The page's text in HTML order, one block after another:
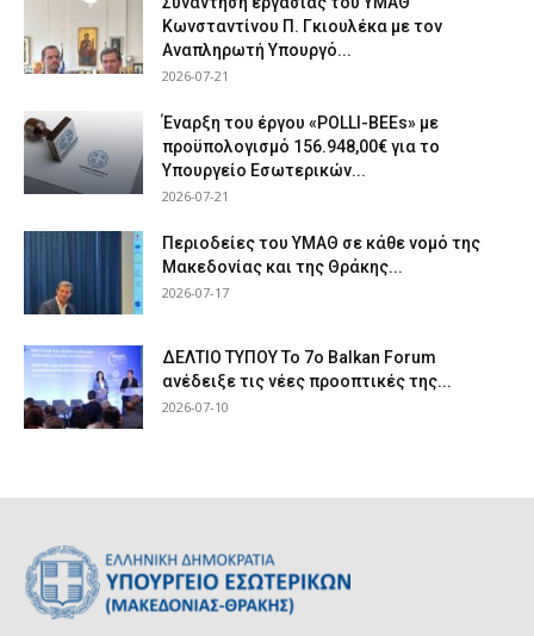
Κωνσταντίνου Π. Γκιουλέκα με τον
Αναπληρωτή Υπουργό...
2026-07-21
Έναρξη του έργου «POLLI-BEEs» με
προϋπολογισμό 156.948,00€ για το
Υπουργείο Εσωτερικών...
2026-07-21
Περιοδείες του ΥΜΑΘ σε κάθε νομό της
Μακεδονίας και της Θράκης...
2026-07-17
ΔΕΛΤΙΟ ΤΥΠΟΥ Το 7ο Balkan Forum
ανέδειξε τις νέες προοπτικές της...
2026-07-10